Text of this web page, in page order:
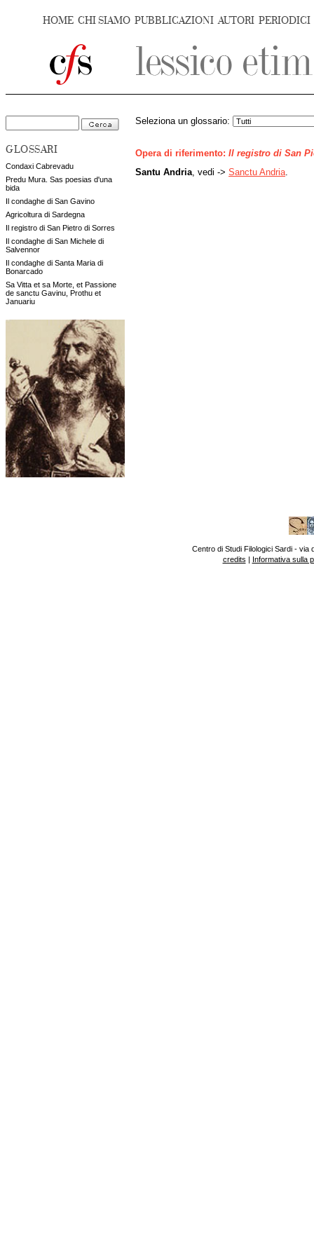
HOME CHI SIAMO PUBBLICAZIONI AUTORI PERIODICI
GLOSSARI
Condaxi Cabrevadu
Predu Mura. Sas poesias d'una
bida
Il condaghe di San Gavino
Agricoltura di Sardegna
Il registro di San Pietro di Sorres
Il condaghe di San Michele di
Salvennor
Il condaghe di Santa Maria di
Bonarcado
Sa Vitta et sa Morte, et Passione
de sanctu Gavinu, Prothu et
Januariu
Seleziona un glossario:
Opera di riferimento: Il registro di San
Santu Andria , vedi -> Sanctu Andria
Centro di Studi Filologici Sardi - via
credits | Informativa sulla